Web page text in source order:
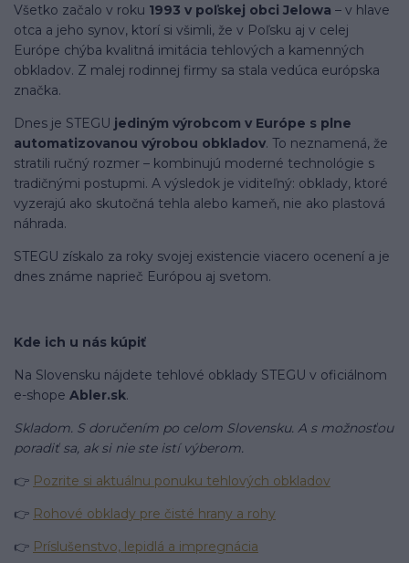
Všetko začalo v roku 1993 v poľskej obci Jelowa – v hlave
otca a jeho synov, ktorí si všimli, že v Poľsku aj v celej
Európe chýba kvalitná imitácia tehlových a kamenných
obkladov. Z malej rodinnej firmy sa stala vedúca európska
značka.
Dnes je STEGU jediným výrobcom v Európe s plne
automatizovanou výrobou obkladov. To neznamená, že
stratili ručný rozmer – kombinujú moderné technológie s
tradičnými postupmi. A výsledok je viditeľný: obklady, ktoré
vyzerajú ako skutočná tehla alebo kameň, nie ako plastová
náhrada.
STEGU získalo za roky svojej existencie viacero ocenení a je
dnes známe naprieč Európou aj svetom.
Kde ich u nás kúpiť
Na Slovensku nájdete tehlové obklady STEGU v oficiálnom
e-shope Abler.sk.
Skladom. S doručením po celom Slovensku. A s možnosťou
poradiť sa, ak si nie ste istí výberom.
👉 Pozrite si aktuálnu ponuku tehlových obkladov
👉 Rohové obklady pre čisté hrany a rohy
👉 Príslušenstvo, lepidlá a impregnácia